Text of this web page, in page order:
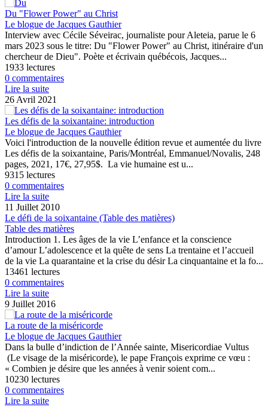
Du "Flower Power" au Christ
Le blogue de Jacques Gauthier
Interview avec Cécile Séveirac, journaliste pour Aleteia, parue le 6
mars 2023 sous le titre: Du "Flower Power" au Christ, itinéraire d'un
chercheur de Dieu". Poète et écrivain québécois, Jacques...
1933 lectures
0 commentaires
Lire la suite
26 Avril 2021
Les défis de la soixantaine: introduction
Le blogue de Jacques Gauthier
Voici l'introduction de la nouvelle édition revue et aumentée du livre
Les défis de la soixantaine, Paris/Montréal, Emmanuel/Novalis, 248
pages, 2021, 17€, 27,95$. La vie humaine est u...
9315 lectures
0 commentaires
Lire la suite
11 Juillet 2010
Le défi de la soixantaine (Table des matières)
Table des matières
Introduction 1. Les âges de la vie L’enfance et la conscience
d’amour L’adolescence et la quête de sens La trentaine et l’accueil
de la vie La quarantaine et la crise du désir La cinquantaine et la fo...
13461 lectures
0 commentaires
Lire la suite
9 Juillet 2016
La route de la miséricorde
Le blogue de Jacques Gauthier
Dans la bulle d’indiction de l’Année sainte, Misericordiae Vultus
(Le visage de la miséricorde), le pape François exprime ce vœu :
« Combien je désire que les années à venir soient com...
10230 lectures
0 commentaires
Lire la suite